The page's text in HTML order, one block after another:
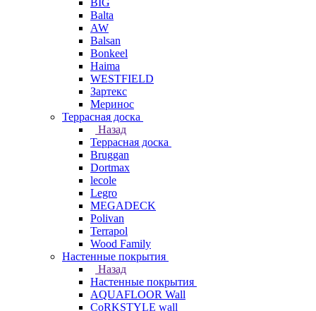
BIG
Balta
AW
Balsan
Bonkeel
Haima
WESTFIELD
Зартекс
Меринос
Террасная доска
Назад
Террасная доска
Bruggan
Dortmax
lecole
Legro
MEGADECK
Polivan
Terrapol
Wood Family
Настенные покрытия
Назад
Настенные покрытия
AQUAFLOOR Wall
CoRKSTYLE wall